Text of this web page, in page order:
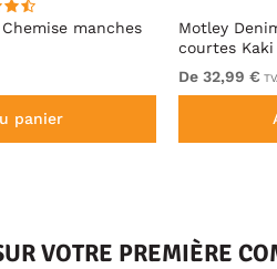
manches
panier
Motley
courtes
De 32,99 €
VOTRE PREMIÈRE